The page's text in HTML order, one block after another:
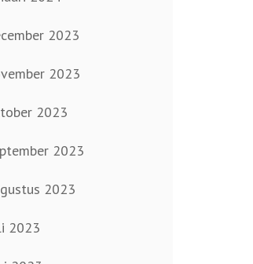
2023
2023
2023
2023
2023
2023